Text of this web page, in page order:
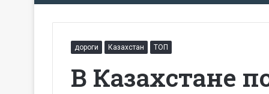
дороги Казахстан ТОП
В Казахстане